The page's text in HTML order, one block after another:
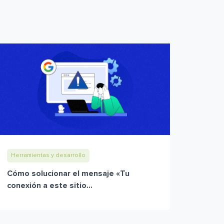
Herramientas y desarrollo
Cómo solucionar el mensaje «Tu
conexión a este sitio...